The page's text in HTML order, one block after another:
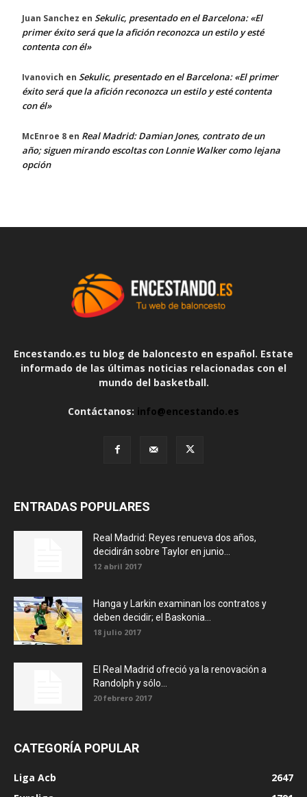
Juan Sanchez en Sekulic, presentado en el Barcelona: «El
primer éxito será que la afición reconozca un estilo y esté
contenta con él»
Ivanovich en Sekulic, presentado en el Barcelona: «El primer
éxito será que la afición reconozca un estilo y esté contenta
con él»
McEnroe 8 en Real Madrid: Damian Jones, contrato de un
año; siguen mirando escoltas con Lonnie Walker como lejana
opción
Encestando.es tu blog de baloncesto en español. Estate
informado de las últimas noticias relacionadas con el
mundo del basketball.
Contáctanos: info@encestando.es
ENTRADAS POPULARES
Real Madrid: Reyes renueva dos años,
decidirán sobre Taylor en junio...
12 abril 2017
Hanga y Larkin examinan los contratos y
deben decidir; el Baskonia...
18 julio 2017
El Real Madrid ofreció ya la renovación a
Randolph y sólo...
20 febrero 2017
CATEGORÍA POPULAR
Liga Acb
2647